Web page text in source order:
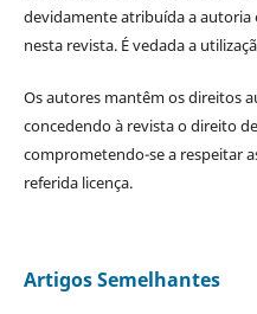
devidamente atribuída a autoria
nesta revista. É vedada a
Os autores mantêm os direitos
concedendo à revista o direito
comprometendo-se a respeitar
referida licença.
Artigos Semelhantes